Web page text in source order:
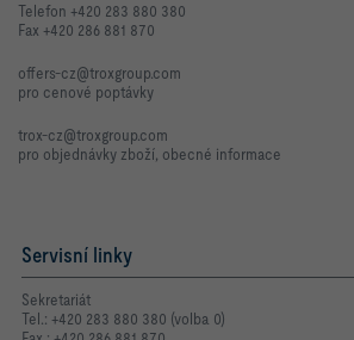
Telefon +420 283 880 380
Fax +420 286 881 870
offers-cz@troxgroup.com
pro cenové poptávky
trox-cz@troxgroup.com
pro objednávky zboží, obecné informace
Servisní linky
Sekretariát
Tel.: +420 283 880 380 (volba 0)